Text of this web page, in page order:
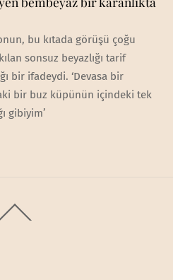
onun, bu kıtada görüşü çoğu
sonsuz beyazlığı tarif
bir ifadeydi. ‘Devasa bir
bir buz küpünün içindeki tek
gibiyim’
To